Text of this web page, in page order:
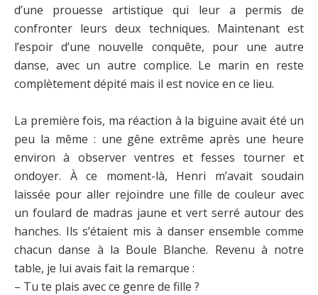
d’une prouesse artistique qui leur a permis de
confronter leurs deux techniques. Maintenant est
l’espoir d’une nouvelle conquête, pour une autre
danse, avec un autre complice. Le marin en reste
complètement dépité mais il est novice en ce lieu.
La première fois, ma réaction à la biguine avait été un
peu la même : une gêne extrême après une heure
environ à observer ventres et fesses tourner et
ondoyer. À ce moment-là, Henri m’avait soudain
laissée pour aller rejoindre une fille de couleur avec
un foulard de madras jaune et vert serré autour des
hanches. Ils s’étaient mis à danser ensemble comme
chacun danse à la Boule Blanche. Revenu à notre
table, je lui avais fait la remarque :
– Tu te plais avec ce genre de fille ?